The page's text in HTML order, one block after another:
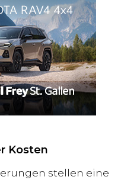
Kosten
stellen eine